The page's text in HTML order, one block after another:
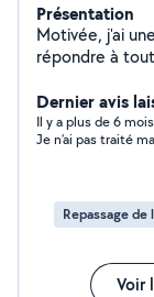
Présentation
Motivée, j'ai
répondre à
Dernier avis
Il y a plus de 6 mois
Je n’ai pas traité
Repassage de
Voir